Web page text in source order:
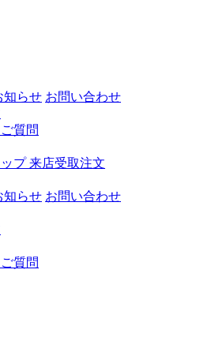
知らせ お問い合わせ
質問
プ来店受取注文
知らせ お問い合わせ
質問